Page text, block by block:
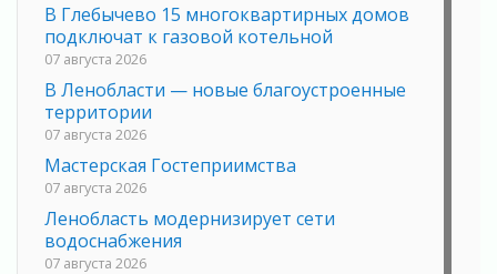
В Глебычево 15 многоквартирных домов
подключат к газовой котельной
07 августа 2026
В Ленобласти — новые благоустроенные
территории
07 августа 2026
Мастерская Гостеприимства
07 августа 2026
Ленобласть модернизирует сети
водоснабжения
07 августа 2026